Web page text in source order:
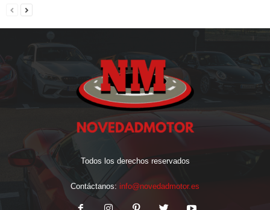
Todos los derechos reservados
Contáctanos: info@novedadmotor.es